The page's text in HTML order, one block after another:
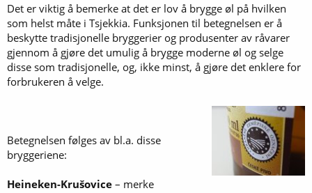
Det er viktig å bemerke at det er lov å brygge øl på hvilken
som helst måte i Tsjekkia. Funksjonen til betegnelsen er å
beskytte tradisjonelle bryggerier og produsenter av råvarer
gjennom å gjøre det umulig å brygge moderne øl og selge
disse som tradisjonelle, og, ikke minst, å gjøre det enklere for
forbrukeren å velge.
Betegnelsen følges av bl.a. disse
bryggeriene:
Heineken-Krušovice – merke